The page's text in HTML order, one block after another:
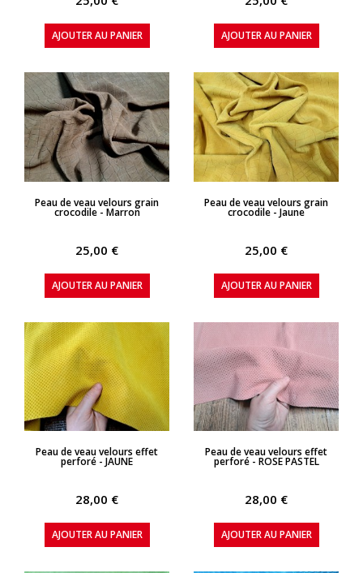
AJOUTER AU PANIER AJOUTER AU PANIER
APERÇU RAPIDE
Peau de veau velours grain
crocodile - Marron
25,00 €
AJOUTER AU PANIER
APERÇU RAPIDE
Peau de veau velours grain
crocodile - Jaune
25,00 €
AJOUTER AU PANIER
APERÇU RAPIDE
Peau de veau velours effet
perforé - JAUNE
28,00 €
AJOUTER AU PANIER
APERÇU RAPIDE
Peau de veau velours effet
perforé - ROSE PASTEL
28,00 €
AJOUTER AU PANIER